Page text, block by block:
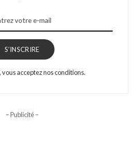
S'INSCRIRE
vous acceptez nos conditions.
– Publicité –